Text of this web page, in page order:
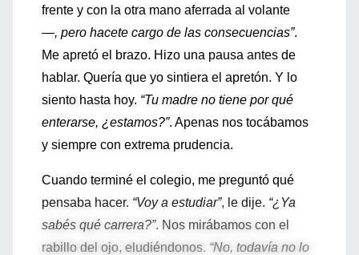
frente y con la otra mano aferrada al volante
—, pero hacete cargo de las consecuencias”.
Me apretó el brazo. Hizo una pausa antes de
hablar. Quería que yo sintiera el apretón. Y lo
siento hasta hoy. “Tu madre no tiene por qué
enterarse, ¿estamos?”. Apenas nos tocábamos
y siempre con extrema prudencia.
Cuando terminé el colegio, me preguntó qué
pensaba hacer. “Voy a estudiar”, le dije. “¿Ya
sabés qué carrera?”. Nos mirábamos con el
rabillo del ojo, eludiéndonos. “No, todavía no lo